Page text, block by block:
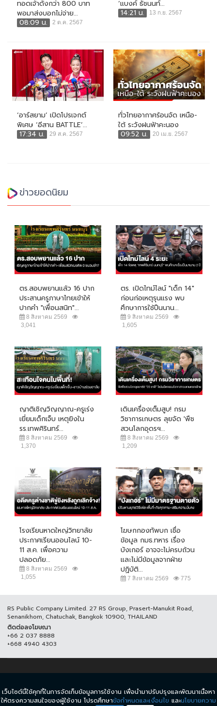
ทอดเจ้าดังกว่า 800 บาท
พอมาส่งบอกไม่จ่าย...
08:09 น.
2 ต.ค. 2567
‘แบงค์ ธัชนนท์...
14:21 น.
13 ก.ย. 2567
‘อาร์สยาม’ เปิดโปรเจกต์
พิเศษ ‘อีสาน BATTLE’...
17:34 น.
29 ส.ค. 2567
ทั่วไทยอากาศร้อนจัด เหนือ-
ใต้ ระวังฝนฟ้าคะนอง
09:52 น.
20 เม.ย. 2567
ข่าวยอดนิยม
ตร.สอบพยานแล้ว 16 ปาก
ประสานครูภาษาไทยเข้าให้
ปากคำ "เพื่อนสนิท"...
8 สิงหาคม 2569
3,041
ตร. เปิดไทม์ไลน์ "เด็ก 14"
ก่อนก่อเหตุรุนแรง พบ
ศึกษาการใช้ปืนนาน...
9 สิงหาคม 2569
1,605
ญาติเชิญวิญญาณ-ครูเร่ง
เยี่ยมเด็กเจ็บ เหตุยิงใน
รร.เทพศิรินทร์...
8 สิงหาคม 2569
1,370
เดินเครื่องเต็มสูบ! กรม
วิชาการเกษตร ลุยจัด 'พืช
สวนโลกอุดรฯ...
8 สิงหาคม 2569
1,209
โรงเรียนหาดใหญ่วิทยาลัย
ประกาศเรียนออนไลน์ 10-
11 ส.ค. เพื่อความ
ปลอดภัย...
8 สิงหาคม 2569
1,055
โฆษกกองทัพบก เชื่อ
ข้อมูล กมธ.ทหาร เรื่อง
บังเกอร์ อาจจะไม่ครบถ้วน
และไม่มีข้อมูลจากฝ่าย
ปฏิบัติ...
7 สิงหาคม 2569 775
RS Public Company Limited. 27 RS Group, Prasert-Manukit Road,
Senanikhom, Chatuchak, Bangkok 10900, THAILAND
ติดต่อลงโฆษณา
+66 2 037 8888
+668 4940 4303
© COPYRIGHT 2017 THAICH8.COM, ALL RIGHT RESERVED.
ข้อกำหนดและเงื่อนไข นโยบายความเป็นส่วนตัว
เว็บไซต์นี้ใช้คุกกี้ในการจัดเก็บข้อมูลการใช้งาน เพื่อนำมาปรับปรุงและพัฒนาเนื้อหา
ให้ตรงความสนใจของผู้ใช้งาน โปรดศึกษาข้อกำหนดและเงื่อนไข และนโยบายความ